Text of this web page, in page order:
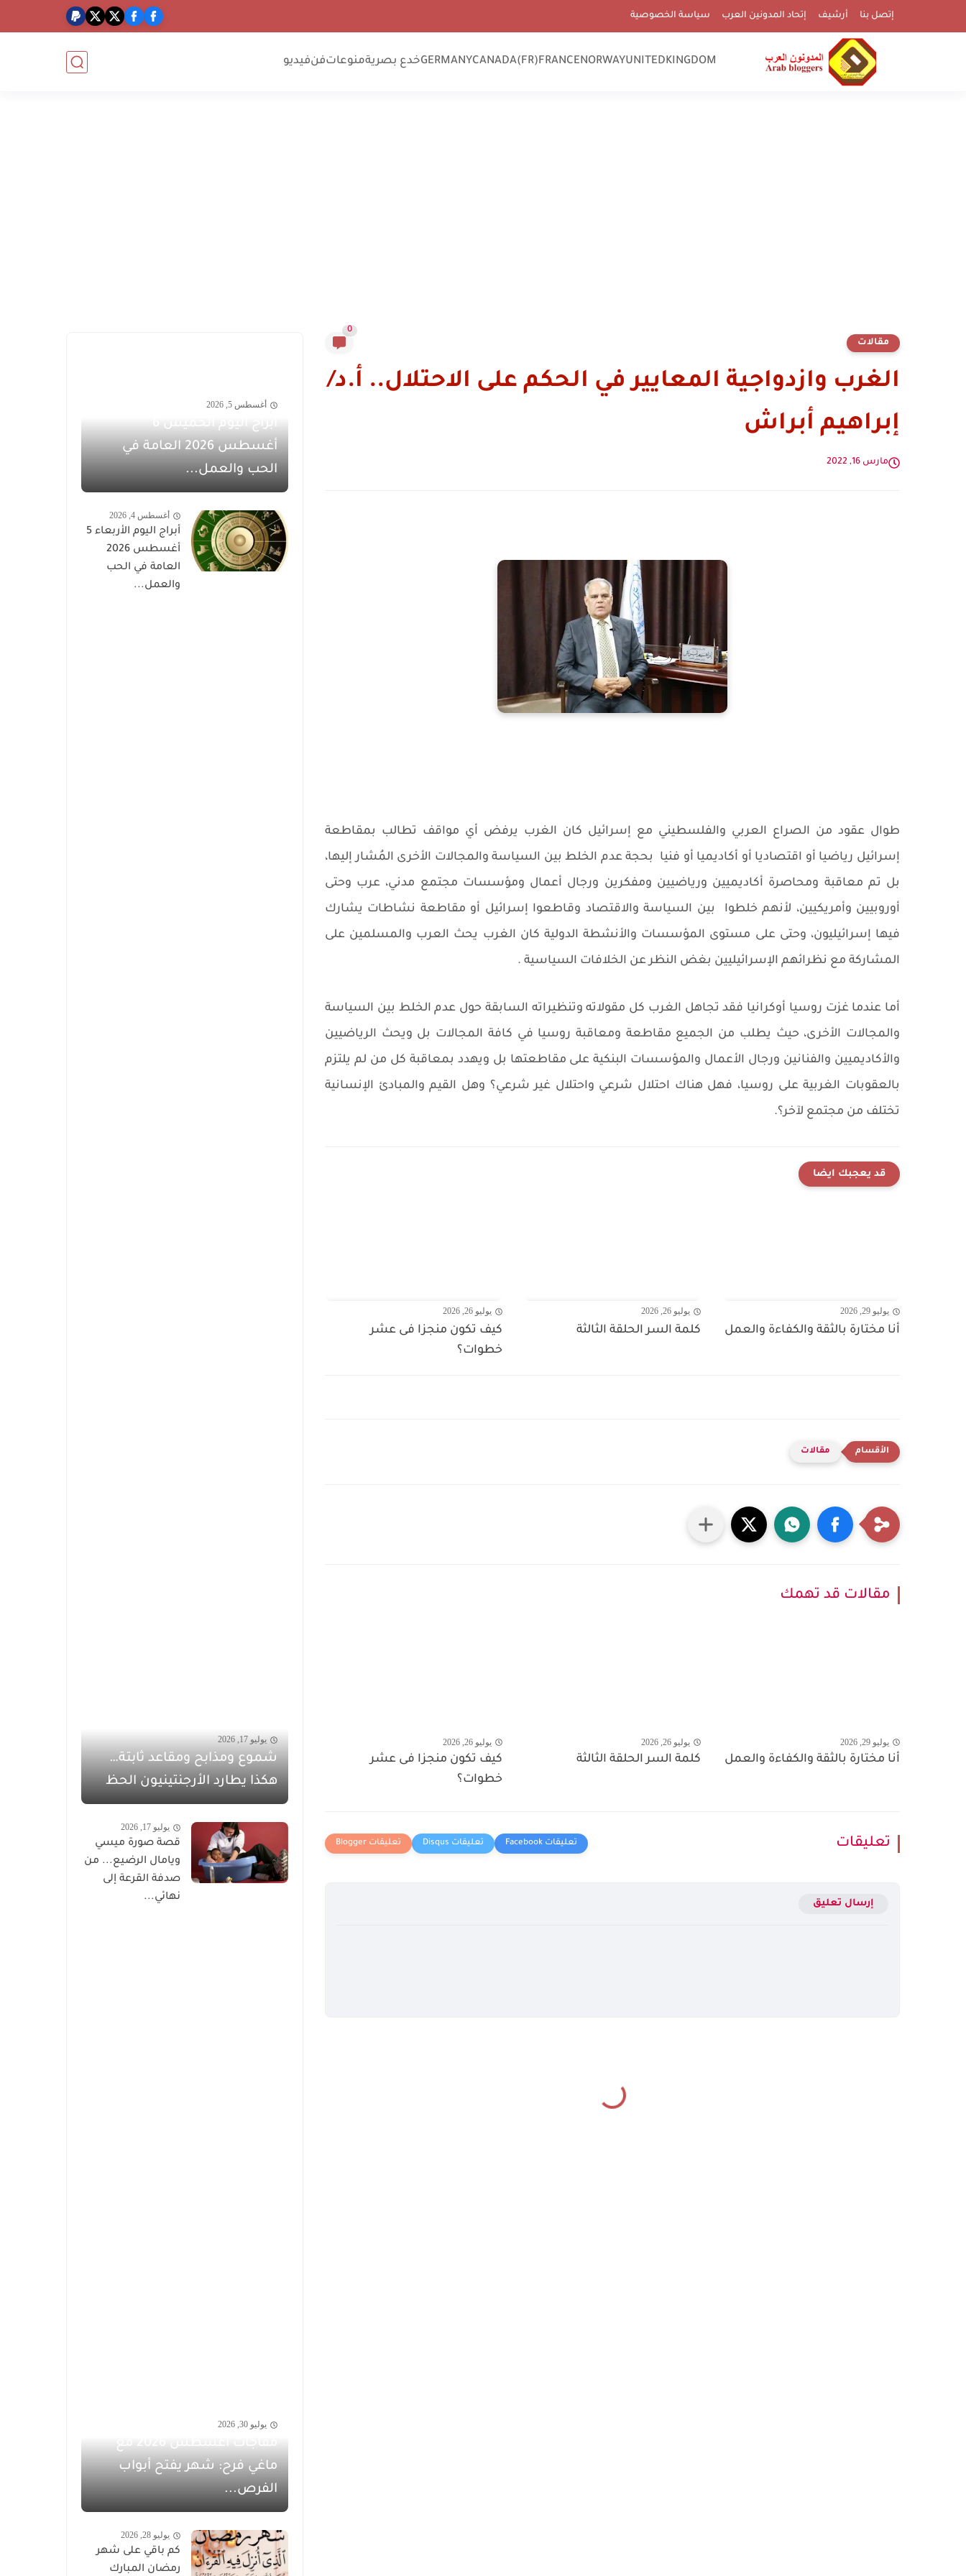
إتصل بنا أرشيف إتحاد المدونين العرب سياسة الخصوصية
UNITEDKINGDOM
NORWAY
FRANCE
CANADA(FR)
GERMANYخدع بصريةمنوعاتفنفيديو
مقالات
0
الغرب وازدواجية المعايير في الحكم على الاحتلال.. أ.د/
إبراهيم أبراش
مارس 16, 2022
طوال عقود من الصراع العربي والفلسطيني مع إسرائيل كان الغرب يرفض أي مواقف تطالب بمقاطعة
إسرائيل رياضيا أو اقتصاديا أو أكاديميا أو فنيا
بحجة عدم الخلط بين السياسة والمجالات الأخرى المُشار إليها،
بل تم معاقبة ومحاصرة أكاديميين ورياضيين ومفكرين ورجال أعمال ومؤسسات مجتمع مدني، عرب وحتى
أوروبيين وأمريكيين، لأنهم خلطوا
بين السياسة والاقتصاد وقاطعوا إسرائيل أو مقاطعة نشاطات يشارك
فيها إسرائيليون، وحتى على مستوى المؤسسات والأنشطة الدولية كان الغرب يحث العرب والمسلمين على
المشاركة مع نظرائهم الإسرائيليين بغض النظر عن الخلافات السياسية .
أما عندما غزت روسيا أوكرانيا فقد تجاهل الغرب كل مقولاته وتنظيراته السابقة حول عدم الخلط بين السياسة
والمجالات الأخرى، حيث يطلب من الجميع مقاطعة ومعاقبة روسيا في كافة المجالات بل ويحث الرياضيين
والأكاديميين والفنانين ورجال الأعمال والمؤسسات البنكية على مقاطعتها بل ويهدد بمعاقبة كل من لم يلتزم
بالعقوبات الغربية على روسيا، فهل هناك احتلال شرعي واحتلال غير شرعي؟ وهل القيم والمبادئ الإنسانية
تختلف من مجتمع لآخر؟.
قد يعجبك ايضا
يوليو 29, 2026
أنا مختارة بالثقة والكفاءة والعمل
يوليو 26, 2026
كلمة السر الحلقة الثالثة
يوليو 26, 2026
كيف تكون منجزا فى عشر
خطوات؟
مقالات
مقالات قد تهمك
يوليو 29, 2026
أنا مختارة بالثقة والكفاءة والعمل
يوليو 26, 2026
كلمة السر الحلقة الثالثة
يوليو 26, 2026
كيف تكون منجزا فى عشر
خطوات؟
تعليقات
إرسال تعليق
أغسطس 5, 2026
أبراج اليوم الخميس 6
أغسطس 2026 العامة في
الحب والعمل...
أغسطس 4, 2026
أبراج اليوم الأربعاء 5
أغسطس 2026
العامة في الحب
والعمل...
يوليو 17, 2026
شموع ومذابح ومقاعد ثابتة…
هكذا يطارد الأرجنتينيون الحظ
يوليو 17, 2026
قصة صورة ميسي
ويامال الرضيع... من
صدفة القرعة إلى
نهائي...
يوليو 30, 2026
مفاجآت أغسطس 2026 مع
ماغي فرح: شهر يفتح أبواب
الفرص...
يوليو 28, 2026
كم باقي على شهر
رمضان المبارك